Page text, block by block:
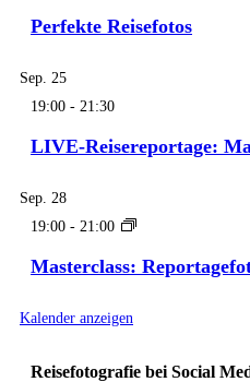
Perfekte Reisefotos
Sep. 25
19:00 - 21:30
LIVE-Reisereportage:
Sep. 28
19:00 - 21:00
Masterclass:
Kalender anzeigen
Reisefotografie bei Social